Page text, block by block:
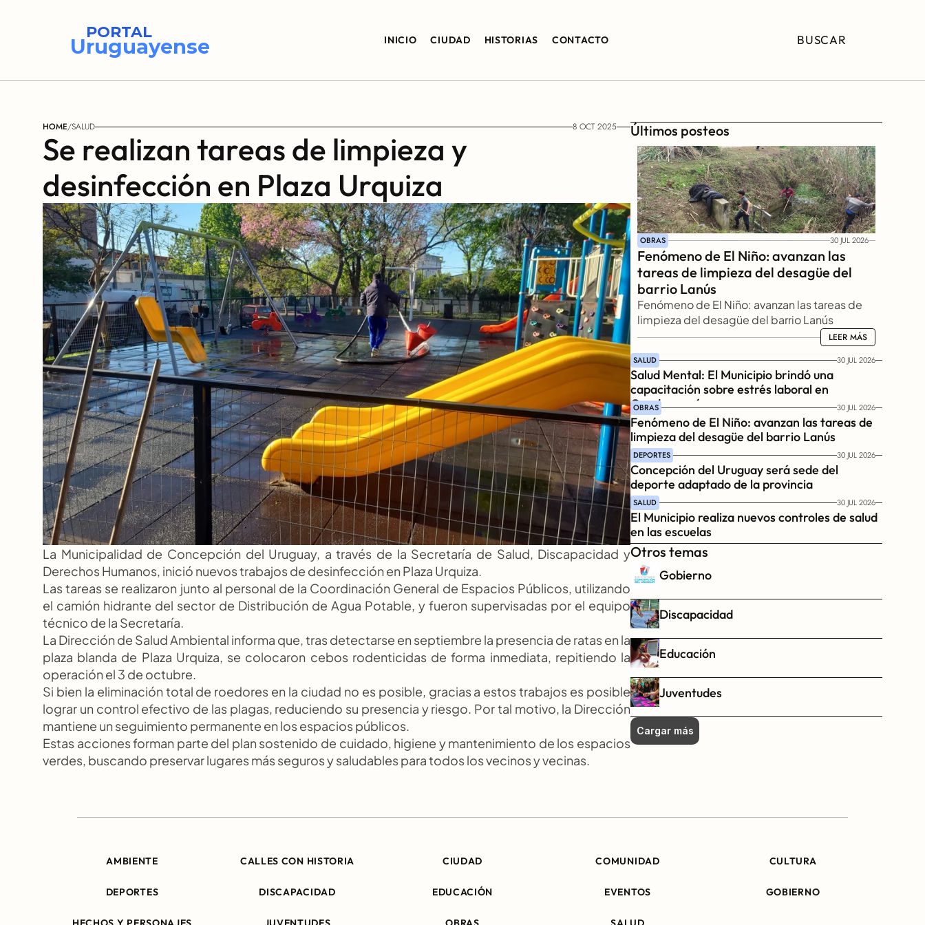
PORTAL
Uruguayense INICIO CIUDAD HISTORIAS CONTACTO BUSCAR
HOME/SALUD 8 OCT 2025
Se realizan tareas de limpieza y
desinfección en Plaza Urquiza
La Municipalidad de Concepción del Uruguay, a través de la Secretaría de Salud, Discapacidad y
Derechos Humanos, inició nuevos trabajos de desinfección en Plaza Urquiza.
Las tareas se realizaron junto al personal de la Coordinación General de Espacios Públicos, utilizando
el camión hidrante del sector de Distribución de Agua Potable, y fueron supervisadas por el equipo
técnico de la Secretaría.
La Dirección de Salud Ambiental informa que, tras detectarse en septiembre la presencia de ratas en la
plaza blanda de Plaza Urquiza, se colocaron cebos rodenticidas de forma inmediata, repitiendo la
operación el 3 de octubre.
Si bien la eliminación total de roedores en la ciudad no es posible, gracias a estos trabajos es posible
lograr un control efectivo de las plagas, reduciendo su presencia y riesgo. Por tal motivo, la Dirección
mantiene un seguimiento permanente en los espacios públicos.
Estas acciones forman parte del plan sostenido de cuidado, higiene y mantenimiento de los espacios
verdes, buscando preservar lugares más seguros y saludables para todos los vecinos y vecinas.
Últimos posteos
OBRAS 30 JUL 2026
Fenómeno de El Niño: avanzan las
tareas de limpieza del desagüe del
barrio Lanús
Fenómeno de El Niño: avanzan las tareas de
limpieza del desagüe del barrio Lanús
LEER MÁS
LEER MÁS
SALUD 30 JUL 2026
Salud Mental: El Municipio brindó una
capacitación sobre estrés laboral en
Gendarmería
OBRAS 30 JUL 2026
Fenómeno de El Niño: avanzan las tareas de
limpieza del desagüe del barrio Lanús
DEPORTES 30 JUL 2026
Concepción del Uruguay será sede del
deporte adaptado de la provincia
SALUD 30 JUL 2026
El Municipio realiza nuevos controles de salud
en las escuelas
Otros temas
Gobierno
Discapacidad
Educación
Juventudes
Cargar más
AMBIENTE CALLES CON HISTORIA CIUDAD COMUNIDAD CULTURA
DEPORTES DISCAPACIDAD EDUCACIÓN EVENTOS GOBIERNO